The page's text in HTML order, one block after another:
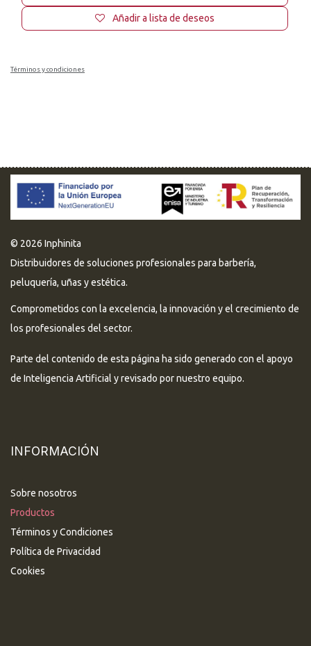
Añadir a lista de deseos
Términos y condiciones
© 2026 Inphinita
Distribuidores de soluciones profesionales para barbería,
peluquería, uñas y estética.
Comprometidos con la excelencia, la innovación y el crecimiento de
los profesionales del sector.
Parte del contenido de esta página ha sido generado con el apoyo
de Inteligencia Artificial y revisado por nuestro equipo.
INFORMACIÓN
Sobre nosotros
Productos
Términos y Condiciones
Política de Privacidad
Cookies